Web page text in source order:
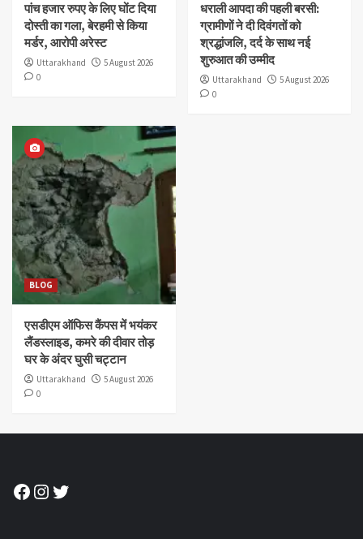
पांच हजार रुपए के लिए घोंट दिया
दोस्ती का गला, बेरहमी से किया
मर्डर, आरोपी अरेस्ट
Uttarakhand
5 August 2026
0
धराली आपदा की पहली बरसी:
ग्रामीणों ने दी दिवंगतों को
श्रद्धांजलि, दर्द के साथ नई
शुरुआत की उम्मीद
Uttarakhand
5 August 2026
0
BLOG
एसडीएम ऑफिस कैंपस में भयंकर
लैंडस्लाइड, कमरे की दीवार तोड़
घर के अंदर घुसी चट्टान
Uttarakhand
5 August 2026
0
Facebook
Instagram
Twitter